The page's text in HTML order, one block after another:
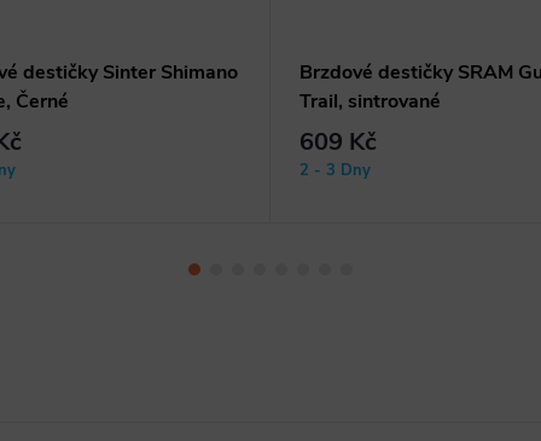
destičky Sinter Shimano
Černé
Brzdové destičky SRAM
Trail, sintrované
609 Kč
2 - 3 Dny